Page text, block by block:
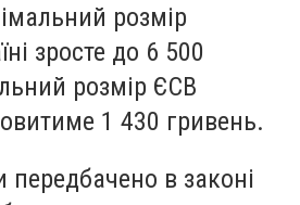
розмір
зросте до 6 500
розмір ЄСВ
1 430 гривень.
передбачено в законі